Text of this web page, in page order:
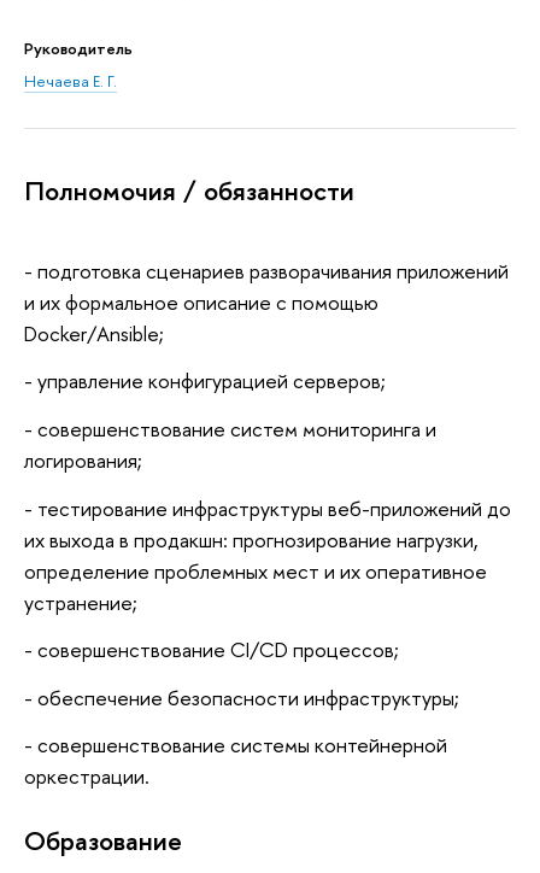
Руководитель
Нечаева Е. Г.
Полномочия / обязанности
- подготовка сценариев разворачивания приложений
и их формальное описание с помощью
Docker/Ansible;
- управление конфигурацией серверов;
- совершенствование систем мониторинга и
логирования;
- тестирование инфраструктуры веб-приложений до
их выхода в продакшн: прогнозирование нагрузки,
определение проблемных мест и их оперативное
устранение;
- совершенствование CI/CD процессов;
- обеспечение безопасности инфраструктуры;
- совершенствование системы контейнерной
оркестрации.
Oбразование